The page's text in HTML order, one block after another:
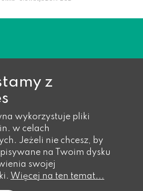
z
wykorzystuje pliki
w celach
Jeżeli nie chcesz, by
na Twoim dysku
swojej
Więcej na ten temat...